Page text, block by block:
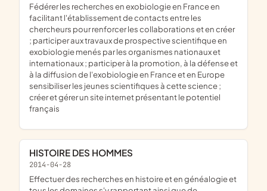
fédérer les recherches en exobiologie en France en
facilitant l'établissement de contacts entre les
chercheurs pour renforcer les collaborations et en créer
; participer aux travaux de prospective scientifique en
exobiologie menés par les organismes nationaux et
internationaux ; participer à la promotion, à la défense et
à la diffusion de l'exobiologie en France et en Europe
sensibiliser les jeunes scientifiques à cette science ;
créer et gérer un site internet présentant le potentiel
français
HISTOIRE DES HOMMES
2014-04-28
effectuer des recherches en histoire et en généalogie et